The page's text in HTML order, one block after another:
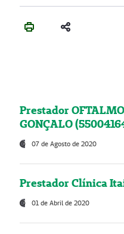
Prestador
GONÇALO
07 de Agosto de 2020
Prestador Clínica
01 de Abril de 2020